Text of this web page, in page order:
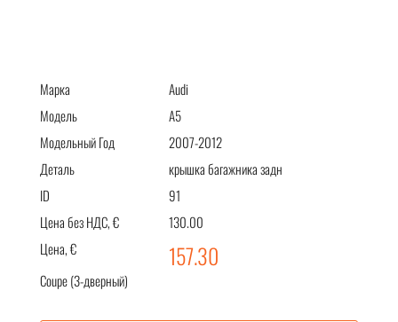
Марка
Audi
Модель
A5
Модельный Год
2007-2012
Деталь
крышка багажника задн
ID
91
Цена без НДС, €
130.00
Цена, €
157.30
Coupe (3-дверный)